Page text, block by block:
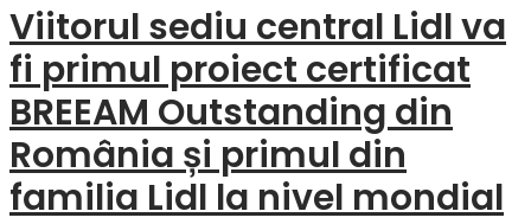
Viitorul sediu central Lidl va
fi primul proiect certificat
BREEAM Outstanding din
România și primul din
familia Lidl la nivel mondial